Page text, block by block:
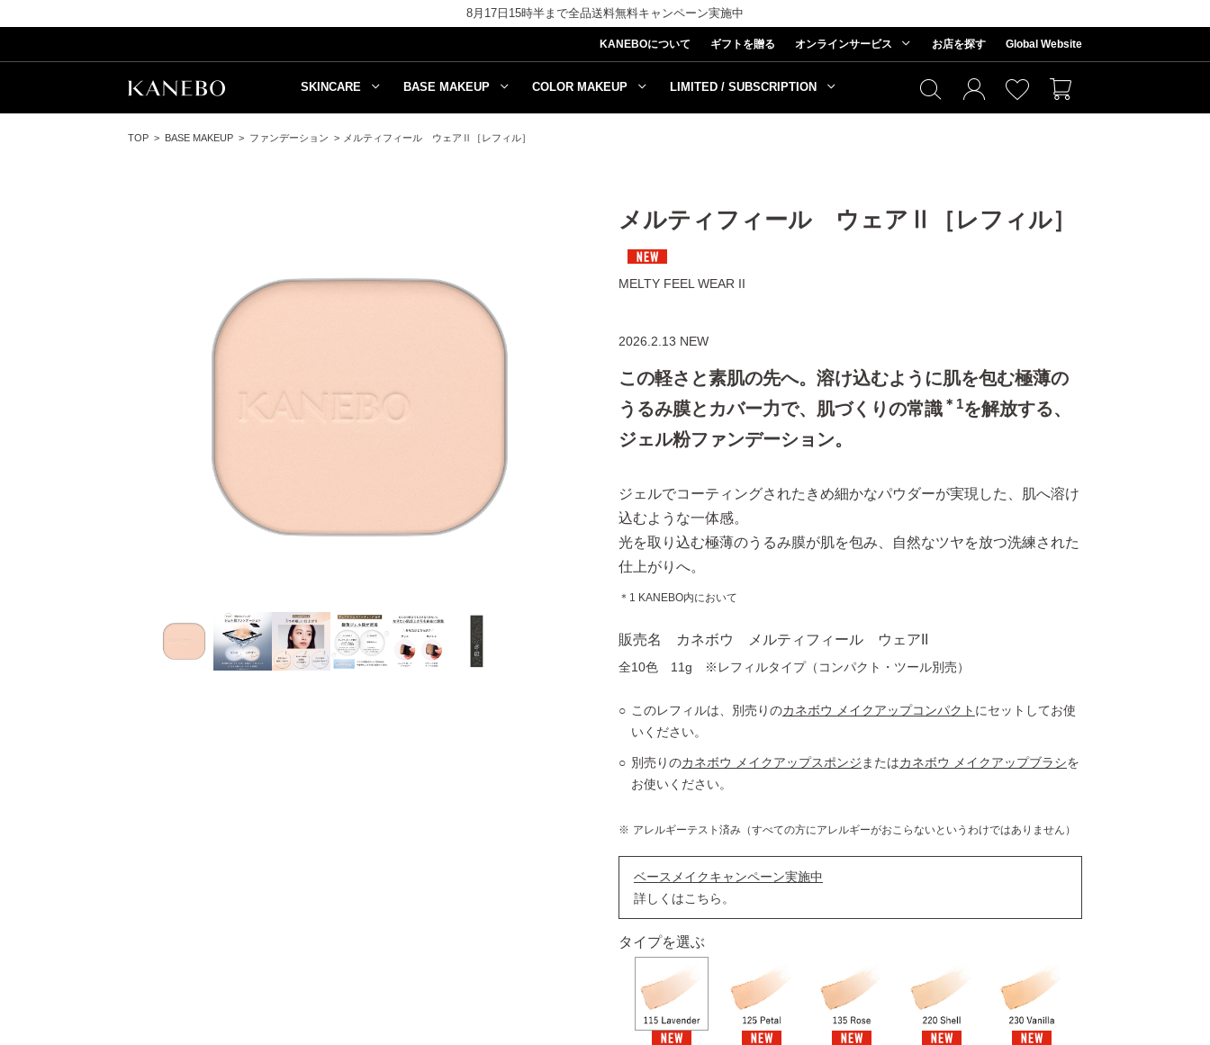
8月17日15時半まで全品送料無料キャンペーン実施中
KANEBOについて ギフトを贈る オンラインサービス お店を探す Global Website
SKINCARE BASE MAKEUP COLOR MAKEUP LIMITED / SUBSCRIPTION
TOP BASE MAKEUP ファンデーション メルティフィール ウェアⅡ［レフィル］
メルティフィール ウェアⅡ［レフィル］
MELTY FEEL WEAR II
2026.2.13 NEW
この軽さと素肌の先へ。溶け込むように肌を包む極薄の
うるみ膜とカバー力で、肌づくりの常識 ＊1を解放する、
ジェル粉ファンデーション。
ジェルでコーティングされたきめ細かなパウダーが実現した、肌へ溶け
込むような一体感。
光を取り込む極薄のうるみ膜が肌を包み、自然なツヤを放つ洗練された
仕上がりへ。
＊1 KANEBO内において
販売名 カネボウ メルティフィール ウェアII
全10色 11g ※レフィルタイプ（コンパクト・ツール別売）
このレフィルは、別売りのカネボウ メイクアップコンパクト にセットしてお使
いください。
別売りのカネボウ メイクアップスポンジ またはカネボウ メイクアップブラシを
お使いください。
アレルギーテスト済み（すべての方にアレルギーがおこらないというわけではありません）
ベースメイクキャンペーン実施中
詳しくはこちら。
タイプを選ぶ